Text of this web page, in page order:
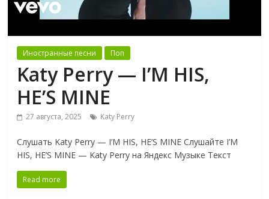
Иностранные песни Поп
Katy Perry — I’M HIS,
HE’S MINE
27 августа, 2025 Katy Perry
Слушать Katy Perry — I’M HIS, HE’S MINE Слушайте I’M
HIS, HE’S MINE — Katy Perry на Яндекс Музыке Текст
Read more